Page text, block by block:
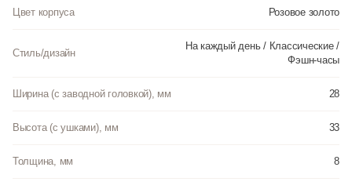
Цвет корпуса Розовое золото
Стиль/дизайн
На каждый день / Классические /
Фэшн-часы
Ширина (с заводной головкой), мм 28
Высота (с ушками), мм 33
Толщина, мм 8